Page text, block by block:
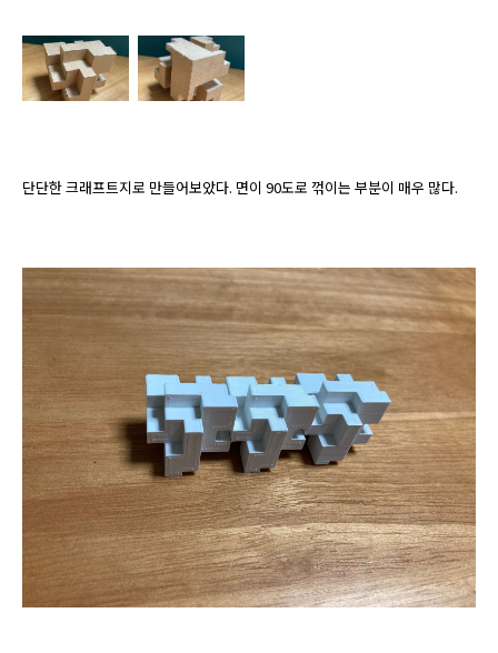
단단한 크래프트지로 만들어보았다. 면이 90도로 꺾이는 부분이 매우 많다.